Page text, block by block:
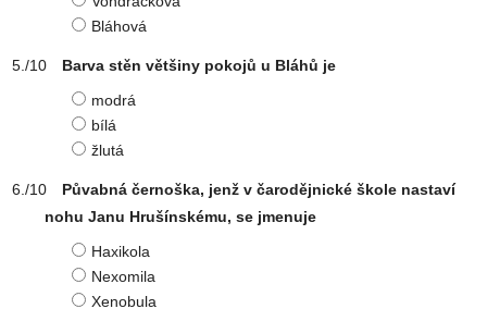
Bláhová
Barva stěn většiny pokojů u Bláhů je
modrá
bílá
žlutá
Půvabná černoška, jenž v čarodějnické škole nastaví
nohu Janu Hrušínskému, se jmenuje
Haxikola
Nexomila
Xenobula